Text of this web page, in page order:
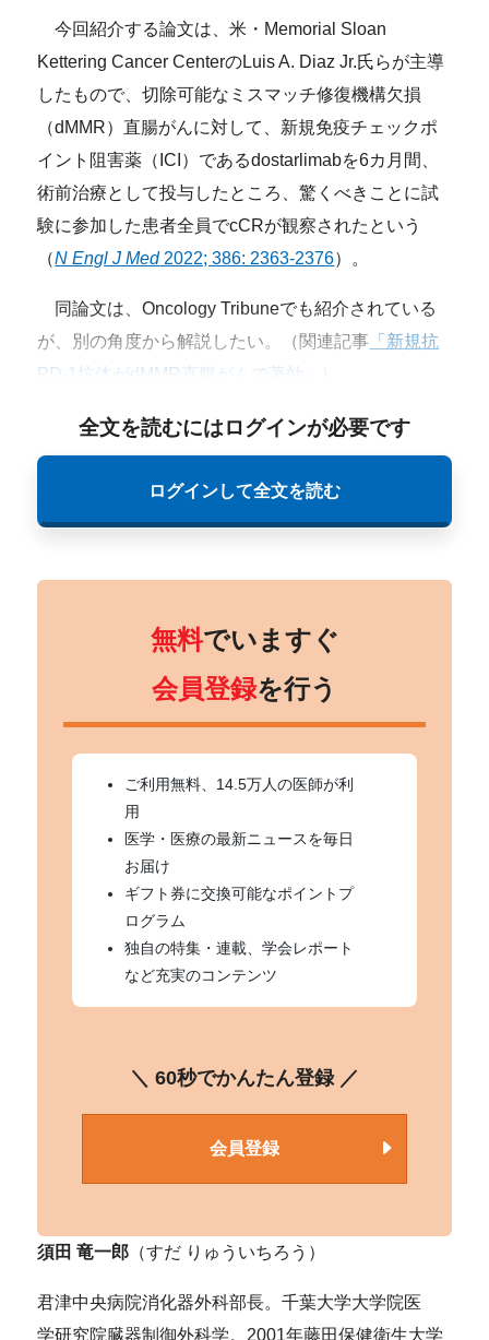
今回紹介する論文は、米・Memorial Sloan
Kettering Cancer CenterのLuis A. Diaz Jr.氏らが主導
したもので、切除可能なミスマッチ修復機構欠損
（dMMR）直腸がんに対して、新規免疫チェックポ
イント阻害薬（ICI）であるdostarlimabを6カ月間、
術前治療として投与したところ、驚くべきことに試
験に参加した患者全員でcCRが観察されたという
（N Engl J Med2022; 386: 2363-2376）。
同論文は、Oncology Tribuneでも紹介されている
が、別の角度から解説したい。（関連記事 「新規抗
PD-1抗体がdMMR直腸がんで著効」
全文を読むにはログインが必要です
ログインして全文を読む
無料でいますぐ
会員登録を行う
ご利用無料、14.5万人の医師が利
用
医学・医療の最新ニュースを毎日
お届け
ギフト券に交換可能なポイントプ
ログラム
独自の特集・連載、学会レポート
など充実のコンテンツ
＼ 60秒でかんたん登録 ／
会員登録
須田 竜一郎 （すだ りゅういちろう）
君津中央病院消化器外科部長。千葉大学大学院医
学研究院臓器制御外科学。2001年藤田保健衛生大学